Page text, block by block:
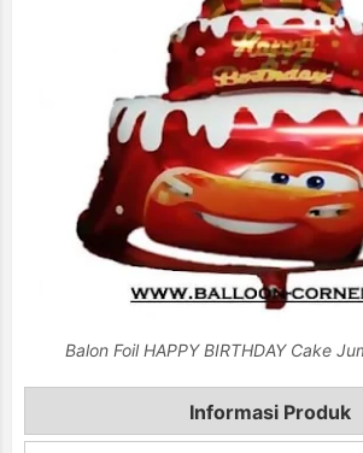
Balon Foil HAPPY BIRTHDAY Cake
Informasi Produk